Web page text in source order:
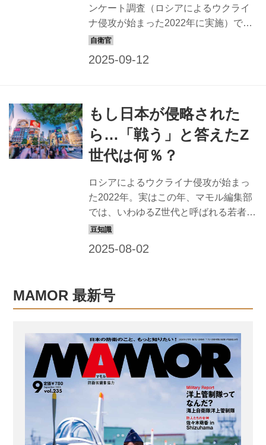
組に出演中。特技はカロリー計算、英
会話、遠泳など 本『父...
ンケート調査（ロシアによるウクライ
ナ侵攻が始まった2022年に実施）で
は、「もし日本が侵略されたら戦いま
だ。 しかし、本当にわが国で戦争は起
きないのだろうか？ そこで、やはり戦
争は起きないと思っているギャル芸
人・エルフ荒川さんが、自衛隊のトッ
間見続けてきた元自衛隊 統合幕僚長・
河野克俊氏に聞いてみた。 【吉本ギャ
ル芸人／エルフ荒川さん】 1996年、大
阪府出身。吉本芸人の人気コン...
もし日本が侵略された
ら…「戦う」と答えたZ
世代は何％？
ロシアによるウクライナ侵攻が始まっ
た2022年。実はこの年、マモル編集部
では、いわゆるZ世代と呼ばれる若者た
ちを対象に、国防に関するアンケート
い」と回答している。 彼らが戦わない
選択をするのはなぜか。Z世代の国防意
く。 「侵略されたら戦いますか？」Z
世代の回答は… Q：もし日本が侵略さ
れたら戦いますか？ 戦う：28.2% ／ 戦
わない：71.8% Q：「戦わない」を選
んだ方にお聞きします。日本が侵略さ
れた場合、どのような態度を取ります
か？ 国内で避難を...
MAMOR 最新号